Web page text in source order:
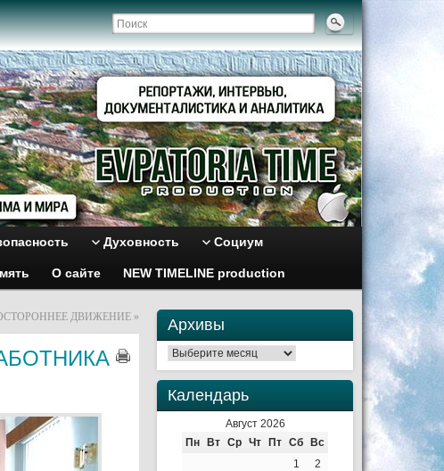
Духовность Социум
О сайте NEW TIMELINE production
ДВИЖЕНИЕ » Архивы
Архивы
Календарь
Август 2026
Пн
Вт Ср Чт Пт Сб
Вс
1
2